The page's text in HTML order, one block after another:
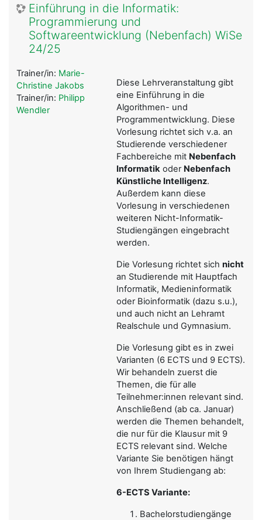
Einführung in die Informatik:
Programmierung und
Softwareentwicklung (Nebenfach) WiSe
24/25
Diese Lehrveranstaltung gibt
eine Einführung in die
Algorithmen- und
Programmentwicklung. Diese
Vorlesung richtet sich v.a. an
Studierende verschiedener
Fachbereiche mit Nebenfach
Informatikoder Nebenfach
Künstliche Intelligenz.
Außerdem kann diese
Vorlesung in verschiedenen
weiteren Nicht-Informatik-
Studiengängen eingebracht
werden.
Die Vorlesung richtet sich nicht
an Studierende mit Hauptfach
Informatik, Medieninformatik
oder Bioinformatik (dazu s.u.),
und auch nicht an Lehramt
Realschule und Gymnasium.
Die Vorlesung gibt es in zwei
Varianten (6 ECTS und 9 ECTS).
Wir behandeln zuerst die
Themen, die für alle
Teilnehmer:innen relevant sind.
Anschließend (ab ca. Januar)
werden die Themen behandelt,
die nur für die Klausur mit 9
ECTS relevant sind. Welche
Variante Sie benötigen hängt
von Ihrem Studiengang ab:
6-ECTS Variante:
Bachelorstudiengänge
Trainer/in: Marie-
Christine Jakobs
Trainer/in: Philipp
Wendler